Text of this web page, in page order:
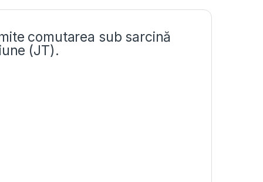
comutarea sub sarcină
(JT).